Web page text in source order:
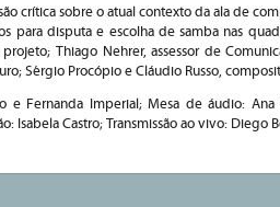
crítica sobre o atual contexto da ala de
para disputa e escolha de samba nas
Thiago Nehrer, assessor de
Sérgio Procópio e Cláudio Russo,
e Fernanda Imperial; Mesa de áudio: Ana
Isabela Castro; Transmissão ao vivo: Diego